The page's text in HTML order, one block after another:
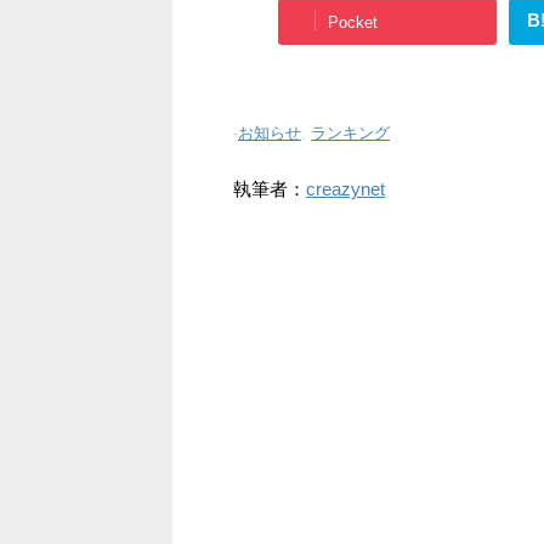
Pocket B!
-お知らせ, ランキング
執筆者： creazynet